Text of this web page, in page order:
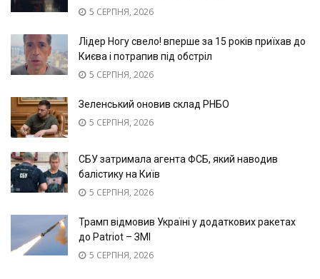
5 СЕРПНЯ, 2026
Лідер Ногу свело! вперше за 15 років приїхав до
Києва і потрапив під обстріл
5 СЕРПНЯ, 2026
Зеленський оновив склад РНБО
5 СЕРПНЯ, 2026
СБУ затримала агента ФСБ, який наводив
балістику на Київ
5 СЕРПНЯ, 2026
Трамп відмовив Україні у додаткових ракетах
до Patriot – ЗМІ
5 СЕРПНЯ, 2026